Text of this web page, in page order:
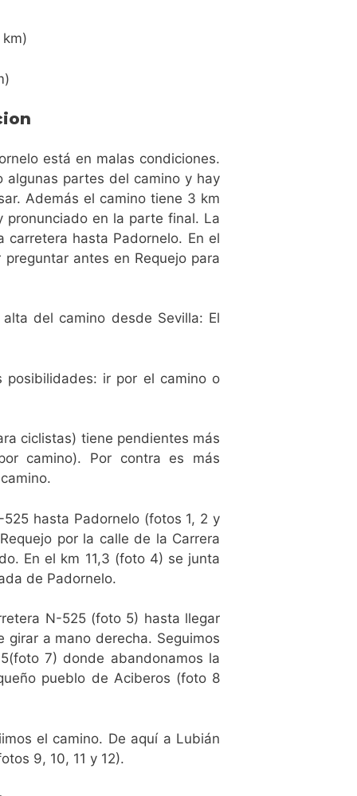
está en malas condiciones.
partes del camino y hay
Además el camino tiene 3 km
pronunciado en la parte final. La
hasta Padornelo. En el
antes en Requejo para
del camino desde Sevilla: El
posibilidades: ir por el camino o
ciclistas) tiene pendientes más
camino). Por contra es más
hasta Padornelo (fotos 1, 2 y
por la calle de la Carrera
En el km 11,3 (foto 4) se junta
de Padornelo.
N-525 (foto 5) hasta llegar
a mano derecha. Seguimos
7) donde abandonamos la
pueblo de Aciberos (foto 8
el camino. De aquí a Lubián
9, 10, 11 y 12).